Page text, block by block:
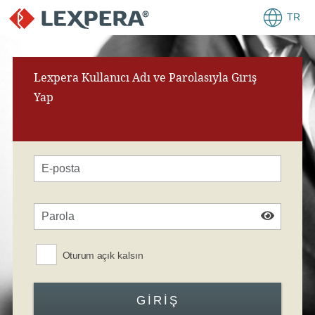
TR
Lexpera Kullanıcı Adı ve Parolasıyla Giriş
Yap
Oturum açık kalsın
GIRIŞ